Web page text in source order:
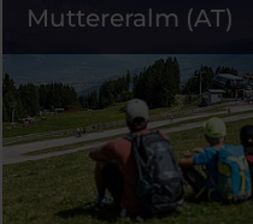
Muttereralm (AT)